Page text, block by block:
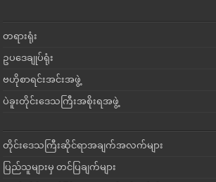
တရားရုံး
ဥပဒေချုပ်ရုံး
ဗဟိုစာရင်းအင်းအဖွဲ့
ပဲခူးတိုင်းဒေသကြီးအစိုးရအဖွဲ့
တိုင်းဒေသကြီးဆိုင်ရာအချက်အလက်များ
ပြည်သူများမှ တင်ပြချက်များ